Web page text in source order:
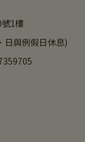
1樓
日與例假日休息)